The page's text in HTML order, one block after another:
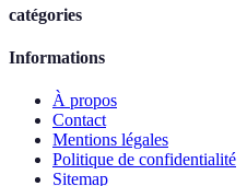
catégories
Informations
À propos
Contact
Mentions légales
Politique de confidentialité
Sitemap